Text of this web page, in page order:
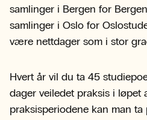
samlinger i Bergen for
samlinger i Oslo for
være nettdager som i stor
Hvert år vil du ta 45
dager veiledet praksis i løpet
praksisperiodene kan man ta